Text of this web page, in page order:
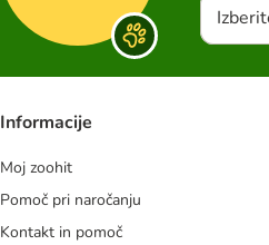
Informacije
Moj zoohit
Pomoč pri naročanju
Kontakt in pomoč